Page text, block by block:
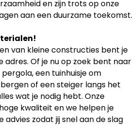
en zijn trots op onze
aan een duurzame toekomst.
van kleine constructies bent je
adres. Of je nu op zoek bent naar
een tuinhuisje om
of een steiger langs het
wat je nodig hebt. Onze
kwaliteit en we helpen je
zodat jij snel aan de slag